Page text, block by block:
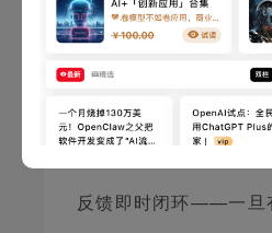
牺牲被制度化——老狼
信息透明到个体——每
零延迟。
反馈即时闭环——一旦